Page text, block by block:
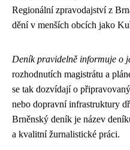
Regionální zpravodajství z
dění v menších obcích jako
Deník pravidelně informuje o
rozhodnutích magistrátu a
se tak dozvídají o
nebo dopravní infrastruktury
Brněnský deník je název
a kvalitní žurnalistické práci.